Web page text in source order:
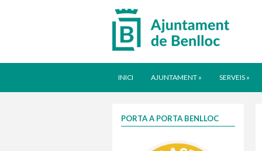
INICI AJUNTAMENT » SERVEIS »
PORTA A PORTA BENLLOC